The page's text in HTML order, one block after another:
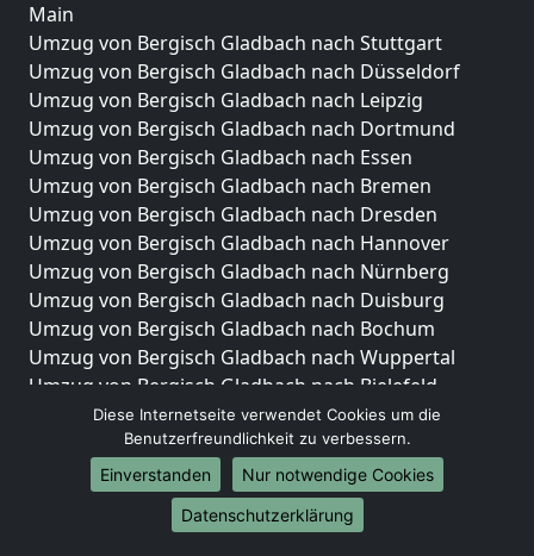
Main
Umzug von Bergisch Gladbach nach Stuttgart
Umzug von Bergisch Gladbach nach Düsseldorf
Umzug von Bergisch Gladbach nach Leipzig
Umzug von Bergisch Gladbach nach Dortmund
Umzug von Bergisch Gladbach nach Essen
Umzug von Bergisch Gladbach nach Bremen
Umzug von Bergisch Gladbach nach Dresden
Umzug von Bergisch Gladbach nach Hannover
Umzug von Bergisch Gladbach nach Nürnberg
Umzug von Bergisch Gladbach nach Duisburg
Umzug von Bergisch Gladbach nach Bochum
Umzug von Bergisch Gladbach nach Wuppertal
Umzug von Bergisch Gladbach nach Bielefeld
Umzug von Bergisch Gladbach nach Bonn
Umzug von Bergisch Gladbach nach Münster
Internationale-Umzüge
Umzug von Bergisch Gladbach nach Brasilien
Diese Internetseite verwendet Cookies um die
Benutzerfreundlichkeit zu verbessern.
Einverstanden
Nur notwendige Cookies
Datenschutzerklärung